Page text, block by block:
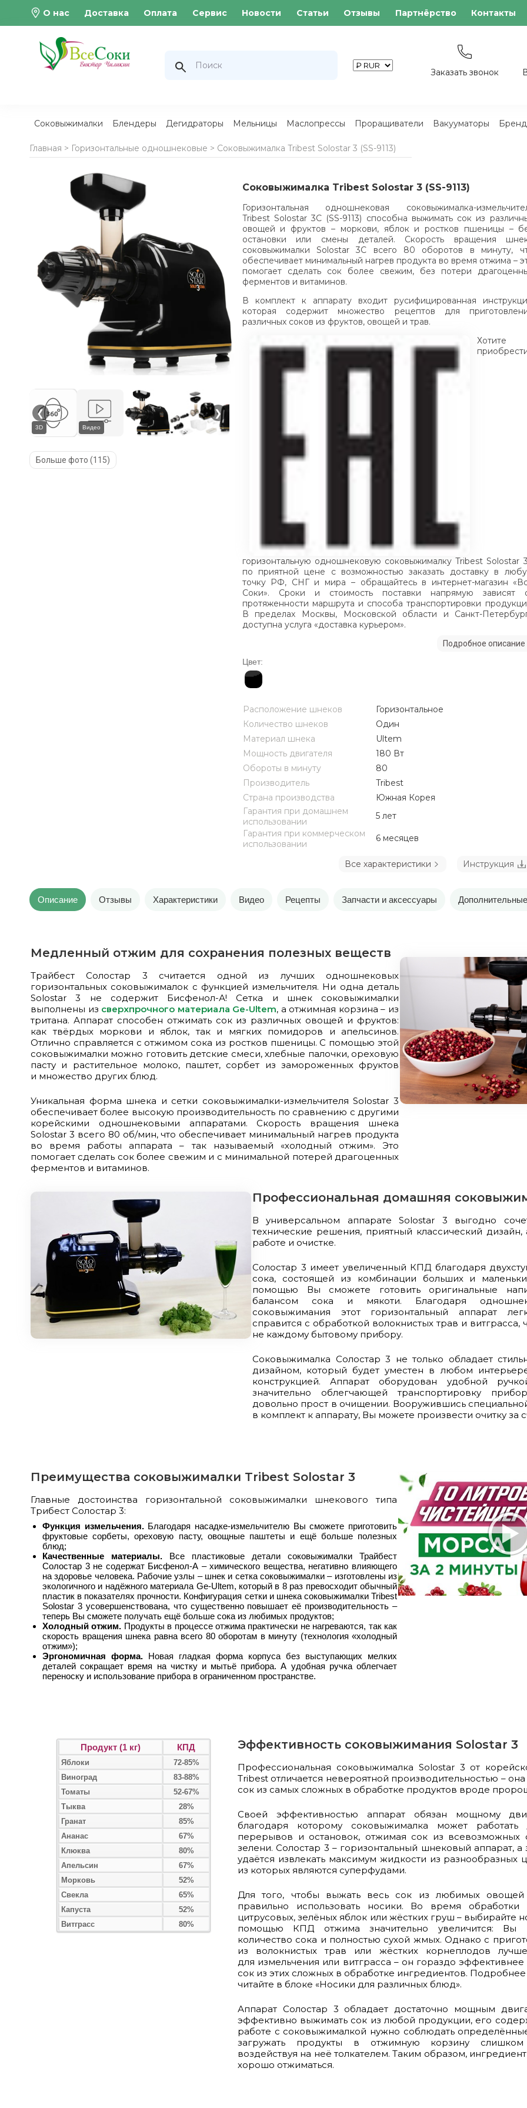
О нас Доставка Оплата Сервис Новости Статьи Отзывы Партнёрство Контакты
Заказать звонок
Соковыжималки Блендеры Дегидраторы Мельницы Маслопрессы Проращиватели Вакууматоры
Главная > Горизонтальные одношнековые > Соковыжималка Tribest Solostar 3 (SS-9113)
3D Видео
❮ ❯
Больше фото (115)
Соковыжималка Tribest Solostar 3 (SS-9113)
Горизонтальная одношнековая соковыжималка-
Tribest Solostar 3C (SS-9113) способна выжимать сок из
овощей и фруктов – моркови, яблок и ростков пшеницы –
остановки или смены деталей. Скорость вращения
соковыжималки Solostar 3C всего 80 оборотов в минуту,
обеспечивает минимальный нагрев продукта во время отжима –
помогает сделать сок более свежим, без потери
ферментов и витаминов.
В комплект к аппарату входит русифицированная
которая содержит множество рецептов для
различных соков из фруктов, овощей и трав.
Хотите
горизонтальную одношнековую соковыжималку Tribest Solostar
по приятной цене с возможностью заказать доставку в
точку РФ, СНГ и мира – обращайтесь в интернет-магазин
Соки». Сроки и стоимость поставки напрямую зависят
протяженности маршрута и способа транспортировки
В пределах Москвы, Московской области и Санкт-
доступна услуга «доставка курьером».
Подробное описание
Цвет:
Расположение шнеков
Горизонтальное
Количество шнеков
Один
Материал шнека
Ultem
Мощность двигателя
180 Вт
Обороты в минуту
80
Производитель
Tribest
Страна производства
Южная Корея
Гарантия при домашнем
использовании
5 лет
Гарантия при коммерческом
использовании
6 месяцев
Все характеристики Инструкция
Описание Отзывы Характеристики Видео Рецепты Запчасти и аксессуары
Медленный отжим для сохранения полезных веществ
Трайбест Солостар 3 считается одной из лучших одношнековых
горизонтальных соковыжималок с функцией измельчителя. Ни одна деталь
Solostar 3 не содержит Бисфенол-А! Сетка и шнек соковыжималки
выполнены из сверхпрочного материала Ge-Ultem, а отжимная корзина – из
тритана. Аппарат способен отжимать сок из различных овощей и фруктов:
как твёрдых моркови и яблок, так и мягких помидоров и апельсинов.
Отлично справляется с отжимом сока из ростков пшеницы. С помощью этой
соковыжималки можно готовить детские смеси, хлебные палочки, ореховую
пасту и растительное молоко, паштет, сорбет из замороженных фруктов
и множество других блюд.
Уникальная форма шнека и сетки соковыжималки-измельчителя Solostar 3
обеспечивает более высокую производительность по сравнению с другими
корейскими одношнековыми аппаратами. Скорость вращения шнека
Solostar 3 всего 80 об/мин, что обеспечивает минимальный нагрев продукта
во время работы аппарата – так называемый «холодный отжим». Это
помогает сделать сок более свежим и с минимальной потерей драгоценных
ферментов и витаминов.
Профессиональная домашняя
В универсальном аппарате Solostar 3 выгодно
технические решения, приятный классический дизайн,
работе и очистке.
Солостар 3 имеет увеличенный КПД благодаря
сока, состоящей из комбинации больших и
помощью Вы сможете готовить оригинальные
балансом сока и мякоти. Благодаря
соковыжимания этот горизонтальный аппарат
справится с обработкой волокнистых трав и витграсса,
не каждому бытовому прибору.
Соковыжималка Солостар 3 не только обладает
дизайном, который будет уместен в любом
конструкцией. Аппарат оборудован удобной
значительно облегчающей транспортировку
довольно прост в очищении. Вооружившись
в комплект к аппарату, Вы можете произвести очитку за
Преимущества соковыжималки Tribest Solostar 3
Главные достоинства горизонтальной соковыжималки шнекового типа
Трибест Солостар 3:
Функция измельчения.Благодаря насадке-измельчителю Вы сможете приготовить
фруктовые сорбеты, ореховую пасту, овощные паштеты и ещё больше полезных
блюд;
Качественные материалы. Все пластиковые детали соковыжималки Трайбест
Солостар 3 не содержат Бисфенол-А – химического вещества, негативно влияющего
на здоровье человека. Рабочие узлы – шнек и сетка соковыжималки – изготовлены из
экологичного и надёжного материала Ge-Ultem, который в 8 раз превосходит обычный
пластик в показателях прочности. Конфигурация сетки и шнека соковыжималки Tribest
Solostar 3 усовершенствована, что существенно повышает её производительность –
теперь Вы сможете получать ещё больше сока из любимых продуктов;
Холодный отжим. Продукты в процессе отжима практически не нагреваются, так как
скорость вращения шнека равна всего 80 оборотам в минуту (технология «холодный
отжим»);
Эргономичная форма. Новая гладкая форма корпуса без выступающих мелких
деталей сокращает время на чистку и мытьё прибора. А удобная ручка облегчает
переноску и использование прибора в ограниченном пространстве.
Продукт (1 кг) КПД
Яблоки
72-85%
Виноград
83-88%
Томаты
52-67%
Тыква
28%
Гранат
85%
Ананас
67%
Клюква
80%
Апельсин
67%
Морковь
52%
Свекла
65%
Капуста
52%
Витграсс
80%
Эффективность соковыжимания Solostar 3
Профессиональная соковыжималка Solostar 3 от
Tribest отличается невероятной производительностью –
сок из самых сложных в обработке продуктов вроде
Своей эффективностью аппарат обязан мощному
благодаря которому соковыжималка может
перерывов и остановок, отжимая сок из всевозможных
зелени. Солостар 3 – горизонтальный шнековый аппарат, а
удаётся извлекать максимум жидкости из разнообразных
из которых являются суперфудами.
Для того, чтобы выжать весь сок из любимых
правильно использовать носики. Во время
цитрусовых, зелёных яблок или жёстких груш – выбирайте
помощью КПД отжима значительно увеличится: Вы
количество сока и полностью сухой жмых. Однако с
из волокнистых трав или жёстких корнеплодов
для измельчения или витграсса – он гораздо
сок из этих сложных в обработке ингредиентов. Подробнее
читайте в блоке «Носики для различных блюд».
Аппарат Солостар 3 обладает достаточно мощным
эффективно выжимать сок из любой продукции, его
работе с соковыжималкой нужно соблюдать
загружать продукты в отжимную корзину слишком
воздействуя на неё толкателем. Таким образом,
хорошо отжиматься.